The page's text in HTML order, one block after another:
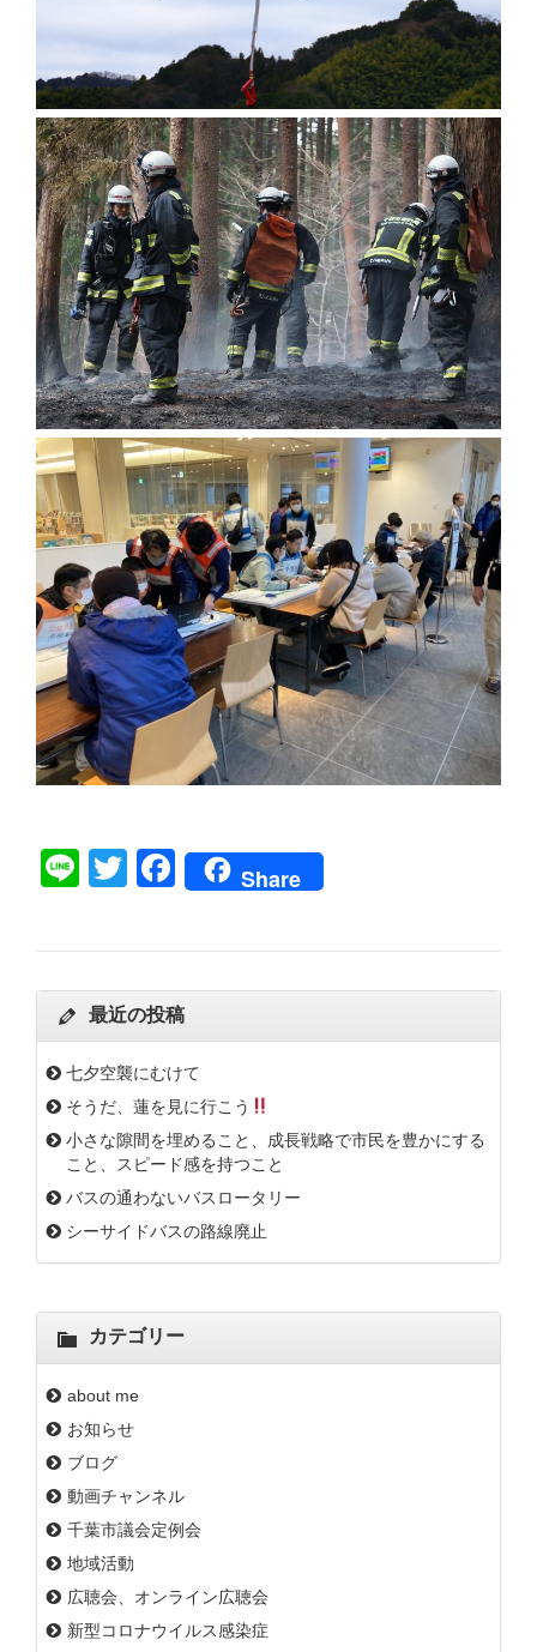
LineTwitterFacebook
Share
最近の投稿
七夕空襲にむけて
そうだ、蓮を見に行こう
小さな隙間を埋めること、成長戦略で市民を豊かにする
こと、スピード感を持つこと
バスの通わないバスロータリー
シーサイドバスの路線廃止
カテゴリー
about me
お知らせ
ブログ
動画チャンネル
千葉市議会定例会
地域活動
広聴会、オンライン広聴会
新型コロナウイルス感染症